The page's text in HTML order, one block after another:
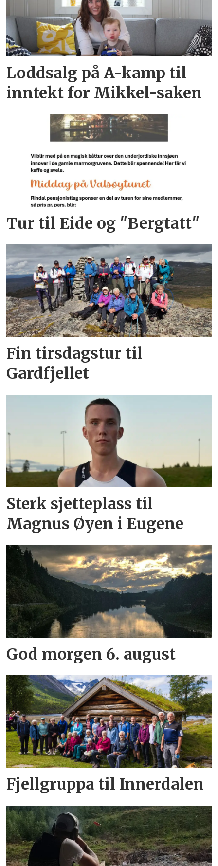
Loddsalg på A-kamp til
inntekt for Mikkel-saken
Tur til Eide og "Bergtatt"
Fin tirsdagstur til
Gardfjellet
Sterk sjetteplass til
Magnus Øyen i Eugene
God morgen 6. august
Fjellgruppa til Innerdalen